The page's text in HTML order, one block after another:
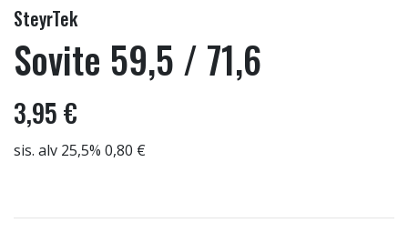
SteyrTek
Sovite 59,5 / 71,6
3,95 €
sis. alv 25,5% 0,80 €